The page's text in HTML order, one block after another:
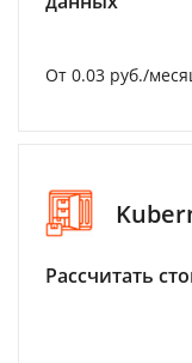
От 0.03 руб./
Рассчитать